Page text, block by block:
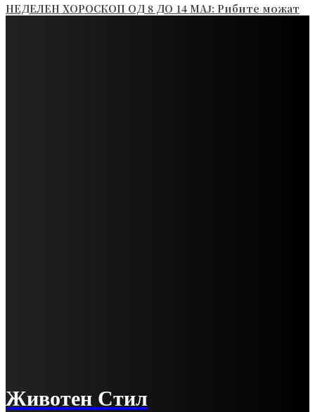
НЕДЕЛЕН ХОРОСКОП ОД 8 ДО 14 МАЈ: Рибите можат
Животен Стил